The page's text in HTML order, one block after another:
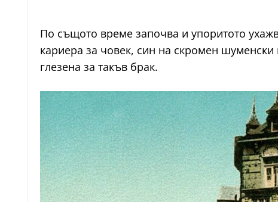
По същото време започва и упоритото
кариера за човек, син на скромен
глезена за такъв брак.